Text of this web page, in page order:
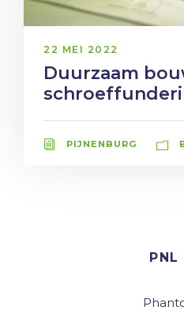
22 MEI 2022
Duurzaam
PIJNENBURG
PNL